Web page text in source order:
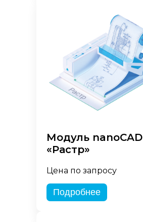
Модуль nanoCAD
«Растр»
Цена по запросу
Подробнее